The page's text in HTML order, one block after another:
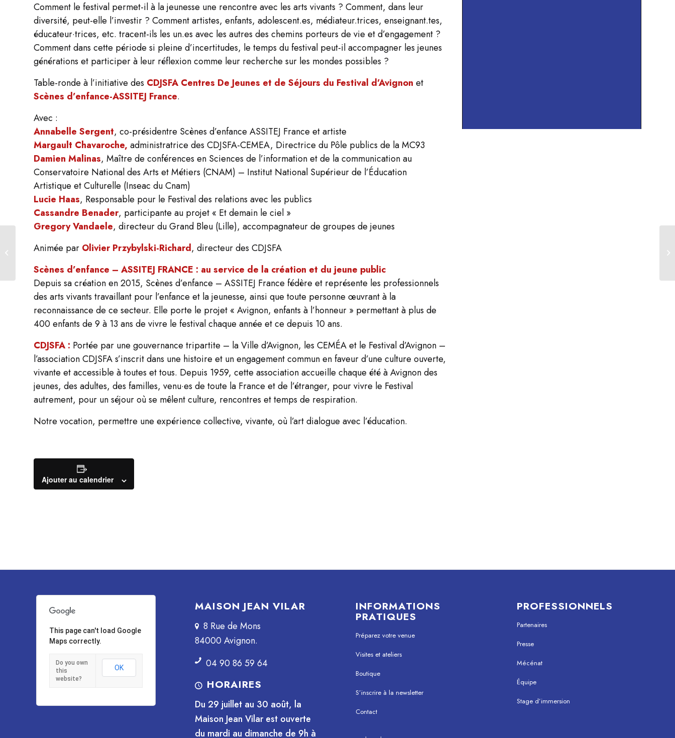
Comment le festival permet-il à la jeunesse une rencontre avec les arts vivants ? Comment, dans leur
diversité, peut-elle l’investir ? Comment artistes, enfants, adolescent.es, médiateur.trices, enseignant.tes,
éducateur·trices, etc. tracent-ils les un.es avec les autres des chemins porteurs de vie et d’engagement ?
Comment dans cette période si pleine d’incertitudes, le temps du festival peut-il accompagner les jeunes
générations et participer à leur réflexion comme leur recherche sur les mondes possibles ?
Table-ronde à l’initiative des CDJSFA Centres De Jeunes et de Séjours du Festival d’Avignon et
Scènes d’enfance-ASSITEJ France.
Avec :
Annabelle Sergent, co-présidentre Scènes d’enfance ASSITEJ France et artiste
Margault Chavaroche, administratrice des CDJSFA-CEMEA, Directrice du Pôle publics de la MC93
Damien Malinas, Maître de conférences en Sciences de l’information et de la communication au
Conservatoire National des Arts et Métiers (CNAM) – Institut National Supérieur de l’Éducation
Artistique et Culturelle (Inseac du Cnam)
Lucie Haas, Responsable pour le Festival des relations avec les publics
Cassandre Benader, participante au projet « Et demain le ciel »
Gregory Vandaele, directeur du Grand Bleu (Lille), accompagnateur de groupes de jeunes
Animée par Olivier Przybylski-Richard, directeur des CDJSFA
Scènes d’enfance – ASSITEJ FRANCE : au service de la création et du jeune public
Depuis sa création en 2015, Scènes d’enfance – ASSITEJ France fédère et représente les professionnels
des arts vivants travaillant pour l’enfance et la jeunesse, ainsi que toute personne œuvrant à la
reconnaissance de ce secteur. Elle porte le projet « Avignon, enfants à l’honneur » permettant à plus de
400 enfants de 9 à 13 ans de vivre le festival chaque année et ce depuis 10 ans.
CDJSFA : Portée par une gouvernance tripartite – la Ville d’Avignon, les CEMÉA et le Festival d’Avignon –
l’association CDJSFA s’inscrit dans une histoire et un engagement commun en faveur d’une culture ouverte,
vivante et accessible à toutes et tous. Depuis 1959, cette association accueille chaque été à Avignon des
jeunes, des adultes, des familles, venu·es de toute la France et de l’étranger, pour vivre le Festival
autrement, pour un séjour où se mêlent culture, rencontres et temps de respiration.
Notre vocation, permettre une expérience collective, vivante, où l’art dialogue avec l’éducation.
Ajouter au calendrier
This page can't load Google
Maps correctly.
Do you own
this
website?
OK
MAISON JEAN VILAR
8 Rue de Mons
84000 Avignon.
04 90 86 59 64
HORAIRES
Du 29 juillet au 30 août, la
Maison Jean Vilar est ouverte
du mardi au dimanche de 9h à
INFORMATIONS
PRATIQUES
Préparez votre venue
Visites et ateliers
Boutique
S’inscrire à la newsletter
Contact
PROFESSIONNELS
Partenaires
Presse
Mécénat
Équipe
Stage d’immersion
Rencontre | Écoutes
Les 40 ans d’Actes Sud-